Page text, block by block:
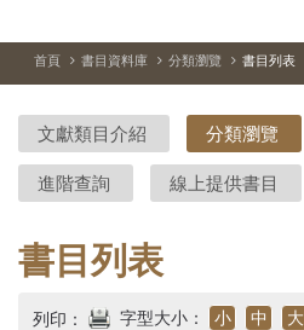
院-
臺
灣
史
研
究
首頁 書目資料庫 分類瀏覽 書目列表
文獻類目介紹 分類瀏覽
進階查詢 線上提供書目
書目列表
列印： 字型大小： 小 中 大